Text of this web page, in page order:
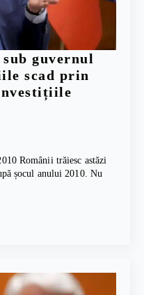
guvernul
scad prin
Românii trăiesc astăzi
șocul anului 2010. Nu